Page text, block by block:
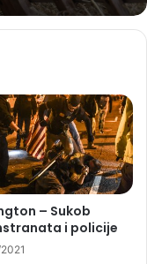
– Sukob
i policije